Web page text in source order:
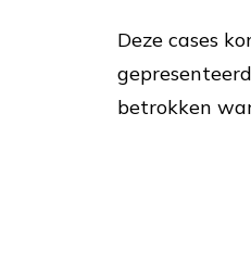
Deze cases
betrokken